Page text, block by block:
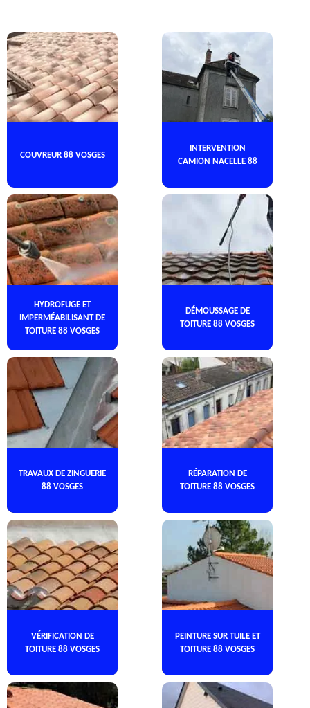
COUVREUR 88 VOSGES
INTERVENTION
CAMION NACELLE 88
HYDROFUGE ET
IMPERMÉABILISANT DE
TOITURE 88 VOSGES
DÉMOUSSAGE DE
TOITURE 88 VOSGES
TRAVAUX DE ZINGUERIE
88 VOSGES
RÉPARATION DE
TOITURE 88 VOSGES
VÉRIFICATION DE
TOITURE 88 VOSGES
PEINTURE SUR TUILE ET
TOITURE 88 VOSGES